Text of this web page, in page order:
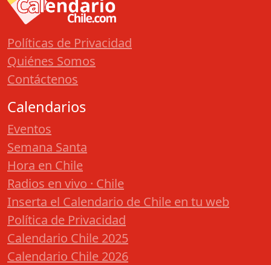
Políticas de Privacidad
Quiénes Somos
Contáctenos
Calendarios
Eventos
Semana Santa
Hora en Chile
Radios en vivo · Chile
Inserta el Calendario de Chile en tu web
Política de Privacidad
Calendario Chile 2025
Calendario Chile 2026